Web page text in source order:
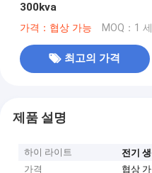
300kva
가격：협상 가능 MOQ：1
최고의 가격
제품 설명
하이 라이트 전기
가격
협상